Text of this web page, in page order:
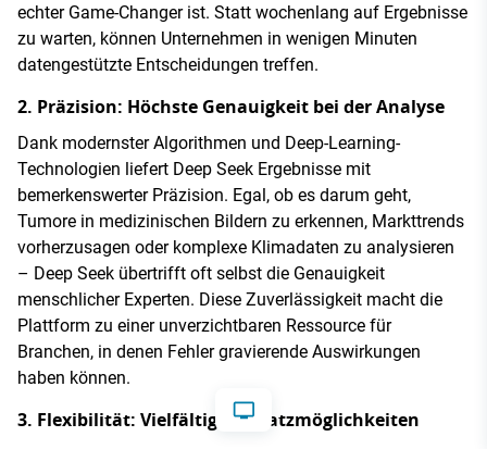
echter Game-Changer ist. Statt wochenlang auf Ergebnisse
zu warten, können Unternehmen in wenigen Minuten
datengestützte Entscheidungen treffen.
2. Präzision: Höchste Genauigkeit bei der Analyse
Dank modernster Algorithmen und Deep-Learning-
Technologien liefert Deep Seek Ergebnisse mit
bemerkenswerter Präzision. Egal, ob es darum geht,
Tumore in medizinischen Bildern zu erkennen, Markttrends
vorherzusagen oder komplexe Klimadaten zu analysieren
– Deep Seek übertrifft oft selbst die Genauigkeit
menschlicher Experten. Diese Zuverlässigkeit macht die
Plattform zu einer unverzichtbaren Ressource für
Branchen, in denen Fehler gravierende Auswirkungen
haben können.
3. Flexibilität: Vielfältige Einsatzmöglichkeiten